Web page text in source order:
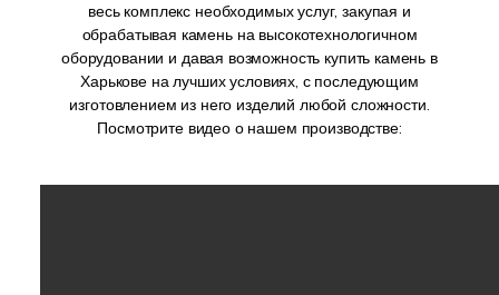
весь комплекс необходимых услуг, закупая и
обрабатывая камень на высокотехнологичном
оборудовании и давая возможность купить камень в
Харькове на лучших условиях, с последующим
изготовлением из него изделий любой сложности.
Посмотрите видео о нашем производстве: